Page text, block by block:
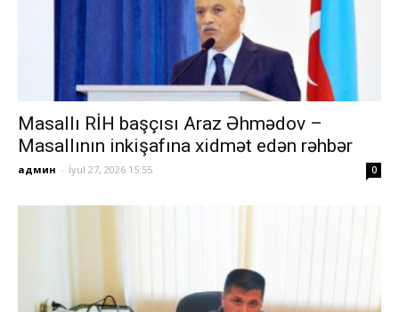
Masallı RİH başçısı Araz Əhmədov –
Masallının inkişafına xidmət edən rəhbər
админ - İyul 27, 2026 15:55 0